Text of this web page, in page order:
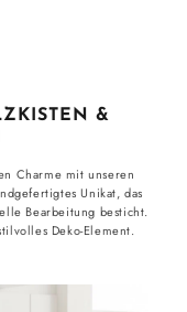
&
Charme mit unseren
Unikat, das
Bearbeitung besticht.
Deko-Element.